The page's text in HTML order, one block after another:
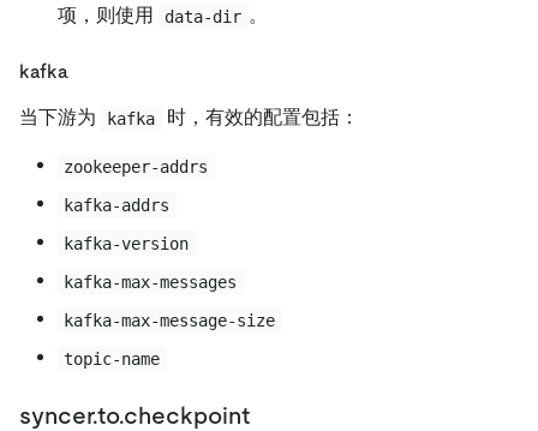
项，则使用
data-dir 。
kafka
当下游为
kafka 时，有效的配置包括：
zookeeper-addrs
kafka-addrs
kafka-version
kafka-max-messages
kafka-max-message-size
topic-name
syncer.to.checkpoint